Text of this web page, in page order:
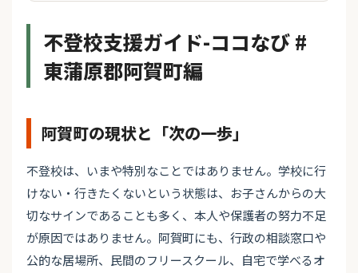
不登校支援ガイド-ココなび #
東蒲原郡阿賀町編
阿賀町の現状と「次の一歩」
不登校は、いまや特別なことではありません。学校に行
けない・行きたくないという状態は、お子さんからの大
切なサインであることも多く、本人や保護者の努力不足
が原因ではありません。阿賀町にも、行政の相談窓口や
公的な居場所、民間のフリースクール、自宅で学べるオ